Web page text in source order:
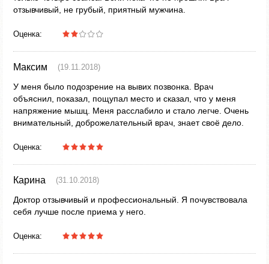
отзывчивый, не грубый, приятный мужчина.
Оценка:
Максим (19.11.2018)
У меня было подозрение на вывих позвонка. Врач
объяснил, показал, пощупал место и сказал, что у меня
напряжение мышц. Меня расслабило и стало легче. Очень
внимательный, доброжелательный врач, знает своё дело.
Оценка:
Карина (31.10.2018)
Доктор отзывчивый и профессиональный. Я почувствовала
себя лучше после приема у него.
Оценка: